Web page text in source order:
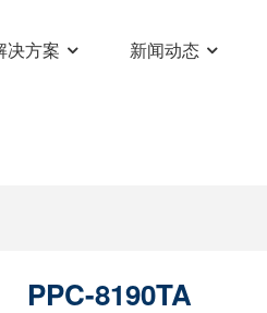
决方案 新闻动态
PPC-8190TA